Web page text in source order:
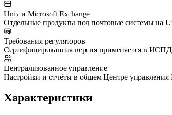
Unix и Microsoft Exchange
Отдельные продукты под почтовые системы на
Требования регуляторов
Сертифицированная версия применяется в
Централизованное управление
Настройки и отчёты в общем Центре управления
Характеристики